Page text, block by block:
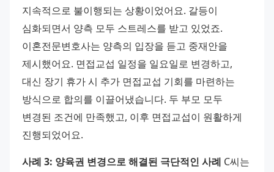
지속적으로 불이행되는 상황이었어요. 갈등이
심화되면서 양측 모두 스트레스를 받고 있었죠.
이혼전문변호사는 양측의 입장을 듣고 중재안을
제시했어요. 면접교섭 일정을 일요일로 변경하고,
대신 장기 휴가 시 추가 면접교섭 기회를 마련하는
방식으로 합의를 이끌어냈습니다. 두 부모 모두
변경된 조건에 만족했고, 이후 면접교섭이 원활하게
진행되었어요.
사례 3: 양육권 변경으로 해결된 극단적인 사례 C씨는